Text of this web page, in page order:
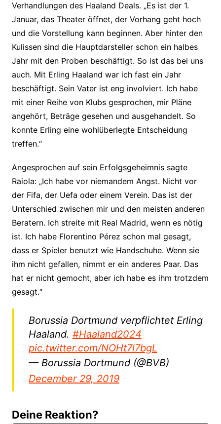
Verhandlungen des Haaland Deals. „Es ist der 1.
Januar, das Theater öffnet, der Vorhang geht hoch
und die Vorstellung kann beginnen. Aber hinter den
Kulissen sind die Hauptdarsteller schon ein halbes
Jahr mit den Proben beschäftigt. So ist das bei uns
auch. Mit Erling Haaland war ich fast ein Jahr
beschäftigt. Sein Vater ist eng involviert. Ich habe
mit einer Reihe von Klubs gesprochen, mir Pläne
angehört, Beträge gesehen und ausgehandelt. So
konnte Erling eine wohlüberlegte Entscheidung
treffen.“
Angesprochen auf sein Erfolgsgeheimnis sagte
Raiola: „Ich habe vor niemandem Angst. Nicht vor
der Fifa, der Uefa oder einem Verein. Das ist der
Unterschied zwischen mir und den meisten anderen
Beratern. Ich streite mit Real Madrid, wenn es nötig
ist. Ich habe Florentino Pérez schon mal gesagt,
dass er Spieler benutzt wie Handschuhe. Wenn sie
ihm nicht gefallen, nimmt er ein anderes Paar. Das
hat er nicht gemocht, aber ich habe es ihm trotzdem
gesagt.“
Borussia Dortmund verpflichtet Erling
Haaland. #Haaland2024
pic.twitter.com/NOHt7l7bgL
— Borussia Dortmund (@BVB)
December 29, 2019
Deine Reaktion?